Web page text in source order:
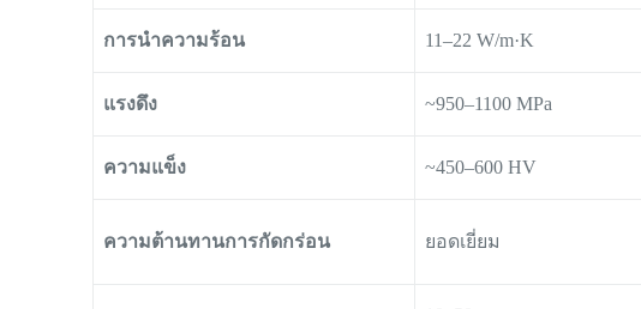
การนำความร้อน 11–22 W/m·K
แรงดึง ~950–1100 MPa
ความแข็ง ~450–600 HV
ความต้านทานการกัดกร่อน ยอดเยี่ยม